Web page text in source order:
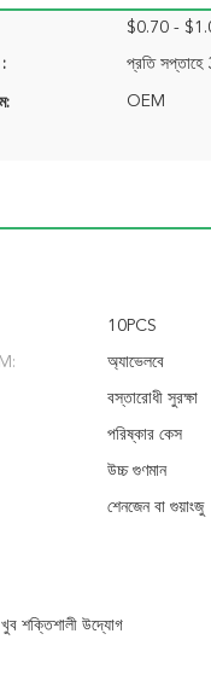
$0.70 -
: প্রতি
OEM
10PCS
অ্যাভেলবে
বস্তারোধী সুরক্ষা
পরিষ্কার কেস
উচ্চ গুণমান
শেনজেন বা গুয়াংজু
শক্তিশালী উদ্যোগ